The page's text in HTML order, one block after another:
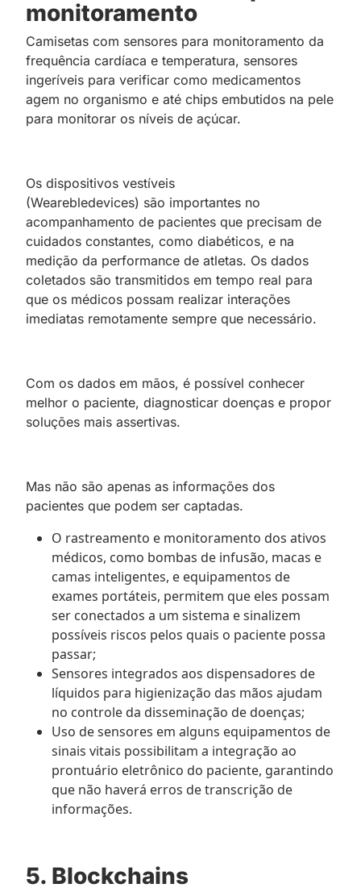
monitoramento
Camisetas com sensores para monitoramento da
frequência cardíaca e temperatura, sensores
ingeríveis para verificar como medicamentos
agem no organismo e até chips embutidos na pele
para monitorar os níveis de açúcar.
Os dispositivos vestíveis
(Wearebledevices) são importantes no
acompanhamento de pacientes que precisam de
cuidados constantes, como diabéticos, e na
medição da performance de atletas. Os dados
coletados são transmitidos em tempo real para
que os médicos possam realizar interações
imediatas remotamente sempre que necessário.
Com os dados em mãos, é possível conhecer
melhor o paciente, diagnosticar doenças e propor
soluções mais assertivas.
Mas não são apenas as informações dos
pacientes que podem ser captadas.
O rastreamento e monitoramento dos ativos
médicos, como bombas de infusão, macas e
camas inteligentes, e equipamentos de
exames portáteis, permitem que eles possam
ser conectados a um sistema e sinalizem
possíveis riscos pelos quais o paciente possa
passar;
Sensores integrados aos dispensadores de
líquidos para higienização das mãos ajudam
no controle da disseminação de doenças;
Uso de sensores em alguns equipamentos de
sinais vitais possibilitam a integração ao
prontuário eletrônico do paciente, garantindo
que não haverá erros de transcrição de
informações.
5. Blockchains